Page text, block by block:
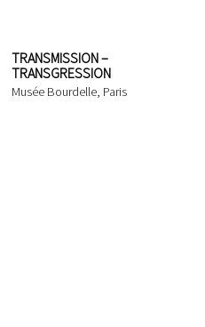
TRANSMISSION –
TRANSGRESSION
Musée Bourdelle, Paris